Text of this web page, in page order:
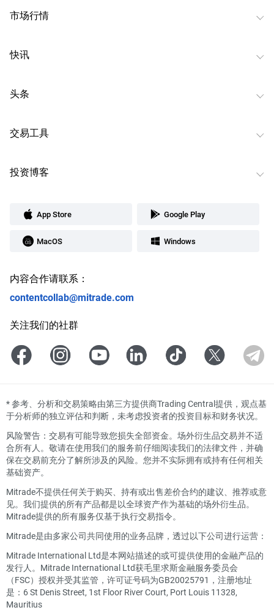
市场行情
快讯
头条
交易工具
投资博客
App Store Google Play
MacOS Windows
内容合作请联系：
contentcollab@mitrade.com
关注我们的社群
*参考、分析和交易策略由第三方提供商Trading Central提供，观点基
于分析师的独立评估和判断，未考虑投资者的投资目标和财务状况。
风险警告：交易有可能导致您损失全部资金。场外衍生品交易并不适
合所有人。敬请在使用我们的服务前仔细阅读我们的法律文件，并确
保在交易前充分了解所涉及的风险。您并不实际拥有或持有任何相关
基础资产。
Mitrade不提供任何关于购买、持有或出售差价合约的建议、推荐或意
见。我们提供的所有产品都是以全球资产作为基础的场外衍生品。
Mitrade提供的所有服务仅基于执行交易指令。
Mitrade是由多家公司共同使用的业务品牌，透过以下公司进行运营：
Mitrade International Ltd是本网站描述的或可提供使用的金融产品的
发行人。Mitrade International Ltd获毛里求斯金融服务委员会
（FSC）授权并受其监管，许可证号码为GB20025791，注册地址
是：6 St Denis Street, 1st Floor River Court, Port Louis 11328,
Mauritius